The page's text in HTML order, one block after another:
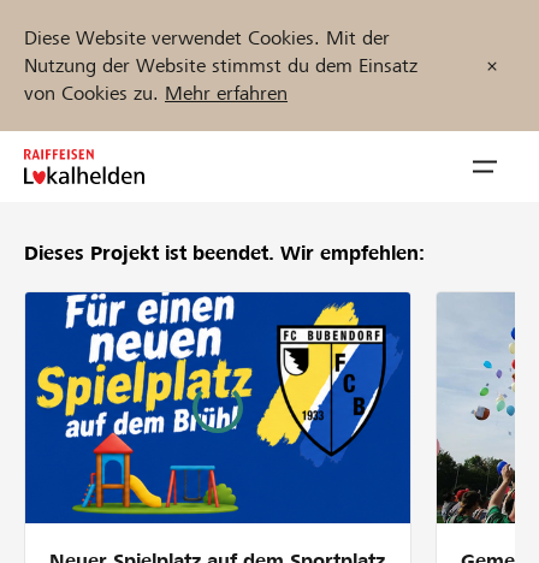
Diese Website verwendet Cookies. Mit der
Nutzung der Website stimmst du dem Einsatz
von Cookies zu. Mehr erfahren
Zum
Inhalt
Unterstützen
Hilfe & Support
Projekte und Organisationen finden
Dieses Projekt ist beendet. Wir empfehlen: